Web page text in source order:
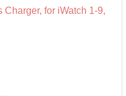
for iWatch 1-9,